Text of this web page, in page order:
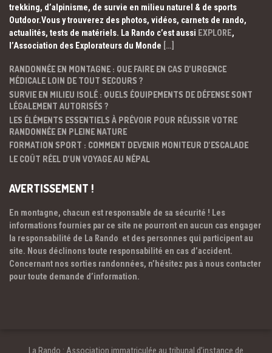
trekking, d’alpinisme, de survie en milieu naturel & de sports
Outdoor.Vous y trouverez des photos, vidéos, carnets de rando,
actualités, tests de matériels. La Rando c’est aussi EXPLORE,
l’Association des Explorateurs du Monde […]
RANDONNÉE EN MONTAGNE : QUE FAIRE EN CAS D’URGENCE
MÉDICALE LOIN DE TOUT SECOURS ?
SURVIE EN MILIEU ISOLÉ : QUELS ÉQUIPEMENTS DE DÉFENSE SONT
LÉGALEMENT AUTORISÉS ?
LES ÉLÉMENTS ESSENTIELS À PRÉVOIR POUR RÉUSSIR VOTRE
RANDONNÉE EN PLEINE NATURE
FORMATION SPORT : COMMENT DEVENIR MONITEUR D’ESCALADE
LE COÛT RÉEL D’UN VOYAGE AU NÉPAL
AVERTISSEMENT !
En montagne, chacun est responsable de sa sécurité ! Les
informations fournies par ce site ne pourront en aucun cas engager
la responsabilité de La Rando et des personnes qui participent au
site. Nous déclinons toute responsabilité en cas d’accident.
Concernant nos sorties randonnées, n’hésitez pas à nous contacter
pour toute demande d’information.
La Rando : Association immatriculée au tribunal d’instance de